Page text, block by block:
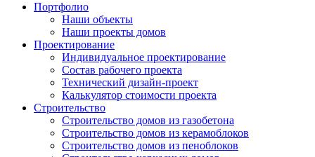
Портфолио
Наши объекты
Наши проекты домов
Проектирование
Индивидуальное проектирование
Состав рабочего проекта
Технический дизайн-проект
Калькулятор стоимости проекта
Строительство
Строительство домов из газобетона
Строительство домов из керамоблоков
Строительство домов из пеноблоков